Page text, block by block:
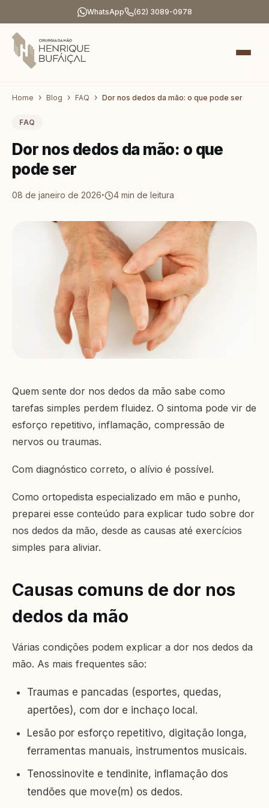
WhatsApp (62) 3089-0978
Home Blog FAQ Dor nos dedos da mão: o que pode ser
FAQ
Dor nos dedos da mão: o que
pode ser
08 de janeiro de 2026· 4 min de leitura
Quem sente dor nos dedos da mão sabe como
tarefas simples perdem fluidez. O sintoma pode vir de
esforço repetitivo, inflamação, compressão de
nervos ou traumas.
Com diagnóstico correto, o alívio é possível.
Como ortopedista especializado em mão e punho,
preparei esse conteúdo para explicar tudo sobre dor
nos dedos da mão, desde as causas até exercícios
simples para aliviar.
Causas comuns de dor nos
dedos da mão
Várias condições podem explicar a dor nos dedos da
mão. As mais frequentes são:
Traumas e pancadas (esportes, quedas,
apertões), com dor e inchaço local.
Lesão por esforço repetitivo, digitação longa,
ferramentas manuais, instrumentos musicais.
Tenossinovite e tendinite, inflamação dos
tendões que move(m) os dedos.